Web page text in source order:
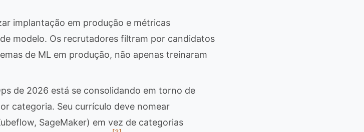
implantação em produção e métricas
modelo. Os recrutadores filtram por candidatos
de ML em produção, não apenas treinaram
de 2026 está se consolidando em torno de
categoria. Seu currículo deve nomear
SageMaker) em vez de categorias